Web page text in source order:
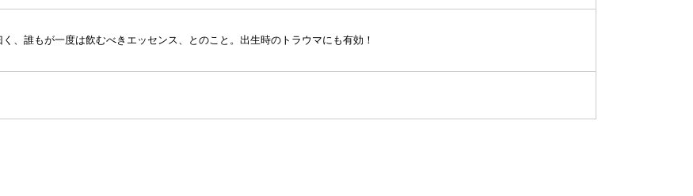
、誰もが一度は飲むべきエッセンス、とのこと。出生時のトラウマにも有効！